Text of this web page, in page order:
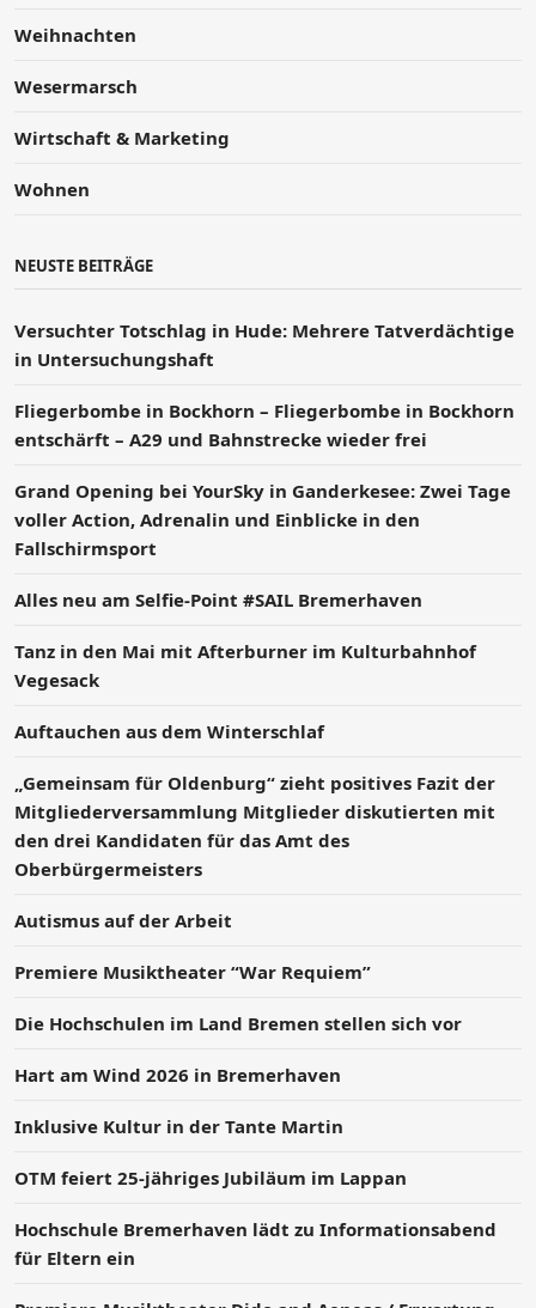
Weihnachten
Wesermarsch
Wirtschaft & Marketing
Wohnen
NEUSTE BEITRÄGE
Versucht­er Totschlag in Hude: Mehrere Tatverdächtige
in Untersuchungshaft
Fliegerbombe in Bockhorn – Fliegerbombe in Bockhorn
entschärft – A29 und Bahnstrecke wieder frei
Grand Opening bei YourSky in Ganderkesee: Zwei Tage
voller Action, Adrenalin und Einblicke in den
Fallschirmsport
Alles neu am Selfie-Point #SAIL Bremerhaven
Tanz in den Mai mit Afterburner im Kulturbahnhof
Vegesack
Auftauchen aus dem Winterschlaf
„Gemeinsam für Oldenburg“ zieht positives Fazit der
Mitgliederversammlung Mitglieder diskutierten mit
den drei Kandidaten für das Amt des
Oberbürgermeisters
Autismus auf der Arbeit
Premiere Musiktheater “War Requiem”
Die Hochschulen im Land Bremen stellen sich vor
Hart am Wind 2026 in Bremerhaven
Inklusive Kultur in der Tante Martin
OTM feiert 25-jähriges Jubiläum im Lappan
Hochschule Bremerhaven lädt zu Informationsabend
für Eltern ein